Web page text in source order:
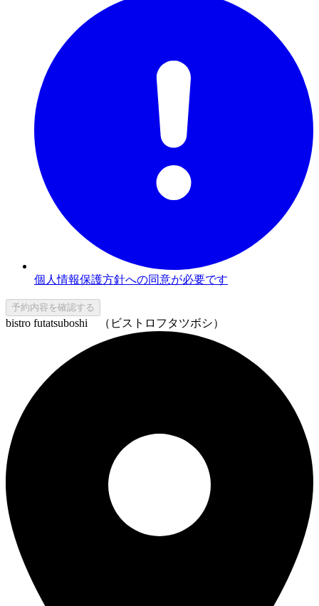
個人情報保護方針への同意が必要です
予約内容を確認する
bistro futatsuboshi （ビストロフタツボシ）